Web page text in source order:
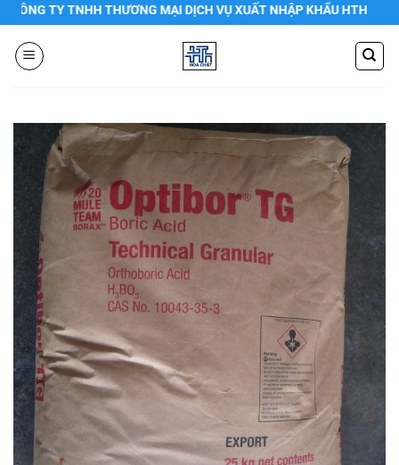
Chuyển
nội
TY TNHH THƯƠNG MẠI DỊCH VỤ XUẤT NHẬP KHẨU HTH